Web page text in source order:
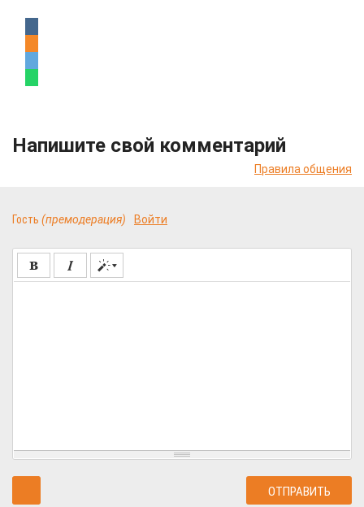
Напишите свой комментарий
Правила общения
Гость (премодерация) Войти